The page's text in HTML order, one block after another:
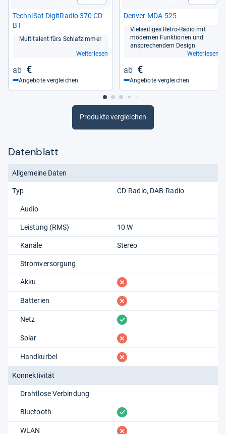
Tech­ni­Sat DigitRa­dio 370 CD
BT
Mul­ti­ta­lent fürs Schlaf­zim­mer
Weiterlesen
€
Angebote vergleichen
Den­ver MDA-​525
Viel­sei­ti­ges Retro-​Radio mit
moder­nen Funk­tio­nen und
anspre­chen­dem Design
Weiterlesen
€
Angebote vergleichen
Produkte vergleichen
Datenblatt
Allgemeine Daten
Typ CD-Radio DAB-Radio
Audio
Leistung (RMS) 10 W
Kanäle Stereo
Stromversorgung
Akku fehlt
Batterien fehlt
Netz vorhanden
Solar fehlt
Handkurbel fehlt
Konnektivität
Drahtlose Verbindung
Bluetooth vorhanden
WLAN fehlt